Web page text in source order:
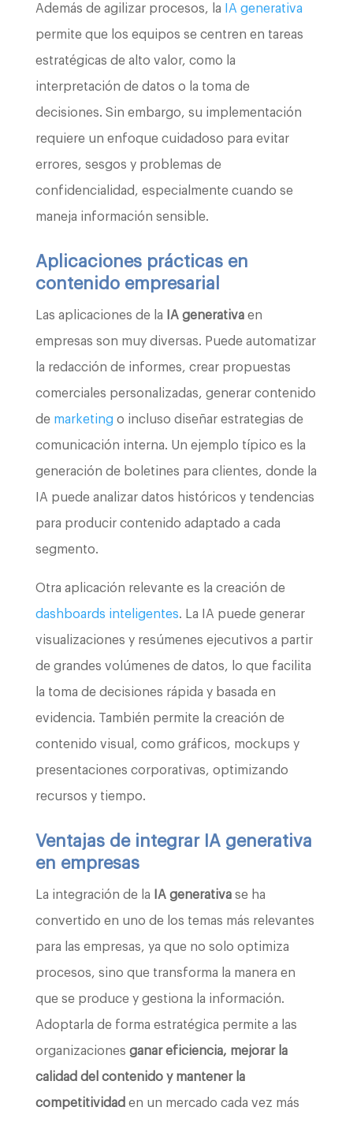
Además de agilizar procesos, la IA generativa
permite que los equipos se centren en tareas
estratégicas de alto valor, como la
interpretación de datos o la toma de
decisiones. Sin embargo, su implementación
requiere un enfoque cuidadoso para evitar
errores, sesgos y problemas de
confidencialidad, especialmente cuando se
maneja información sensible.
Aplicaciones prácticas en
contenido empresarial
Las aplicaciones de la IA generativaen
empresas son muy diversas. Puede automatizar
la redacción de informes, crear propuestas
comerciales personalizadas, generar contenido
de marketing o incluso diseñar estrategias de
comunicación interna. Un ejemplo típico es la
generación de boletines para clientes, donde la
IA puede analizar datos históricos y tendencias
para producir contenido adaptado a cada
segmento.
Otra aplicación relevante es la creación de
dashboards inteligentes. La IA puede generar
visualizaciones y resúmenes ejecutivos a partir
de grandes volúmenes de datos, lo que facilita
la toma de decisiones rápida y basada en
evidencia. También permite la creación de
contenido visual, como gráficos, mockups y
presentaciones corporativas, optimizando
recursos y tiempo.
Ventajas de integrar IA generativa
en empresas
La integración de la IA generativase ha
convertido en uno de los temas más relevantes
para las empresas, ya que no solo optimiza
procesos, sino que transforma la manera en
que se produce y gestiona la información.
Adoptarla de forma estratégica permite a las
organizaciones ganar eficiencia, mejorar la
calidad del contenido y mantener la
competitividad en un mercado cada vez más